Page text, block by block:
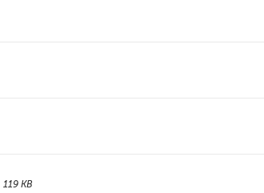
119 KB